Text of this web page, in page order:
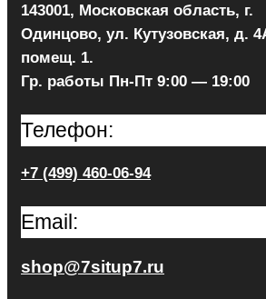
143001, Московская область, г.
Одинцово, ул. Кутузовская, д.
помещ. 1.
Гр. работы Пн-Пт 9:00 — 19:00
Телефон:
+7 (499) 460-06-94
Email:
shop@7situp7.ru